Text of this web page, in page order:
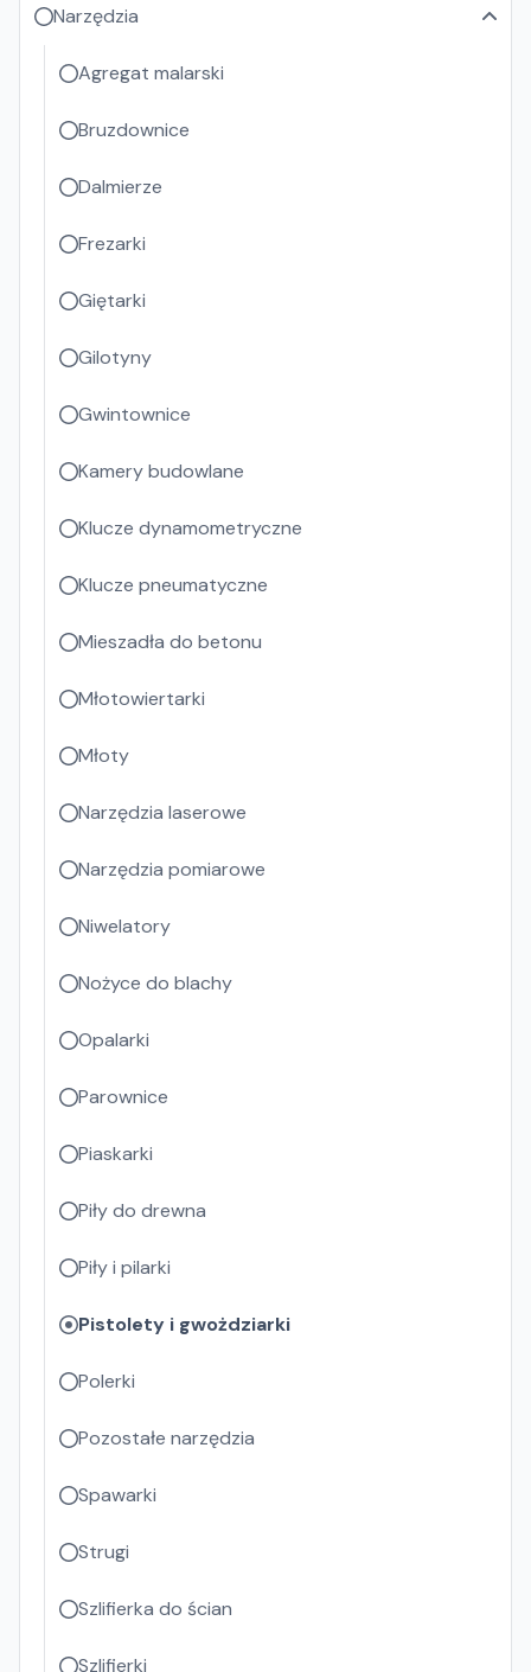
Narzędzia
Agregat malarski
Bruzdownice
Dalmierze
Frezarki
Giętarki
Gilotyny
Gwintownice
Kamery budowlane
Klucze dynamometryczne
Klucze pneumatyczne
Mieszadła do betonu
Młotowiertarki
Młoty
Narzędzia laserowe
Narzędzia pomiarowe
Niwelatory
Nożyce do blachy
Opalarki
Parownice
Piaskarki
Piły do drewna
Piły i pilarki
Pistolety i gwożdziarki
Polerki
Pozostałe narzędzia
Spawarki
Strugi
Szlifierka do ścian
Szlifierki